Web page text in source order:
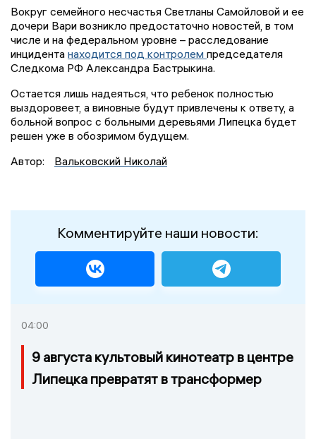
Вокруг семейного несчастья Светланы Самойловой и ее
дочери Вари возникло предостаточно новостей, в том
числе и на федеральном уровне – расследование
инцидента находится под контролем председателя
Следкома РФ Александра Бастрыкина.
Остается лишь надеяться, что ребенок полностью
выздоровеет, а виновные будут привлечены к ответу, а
больной вопрос с больными деревьями Липецка будет
решен уже в обозримом будущем.
Автор:
Вальковский Николай
Комментируйте наши новости:
04:00
9 августа культовый кинотеатр в центре
Липецка превратят в трансформер